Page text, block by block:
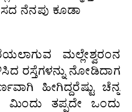
ನೆನಪು ಕೂಡಾ
ಮಲ್ಲೇಶ್ವರಂನ
ರಸ್ತೆಗಳನ್ನು ನೋಡಿದಾಗ
ಹೀಗಿದ್ದರೆಷ್ಟು ಚೆನ್ನ
ಮಿಂದು ತಪ್ಪದೇ ಒಂದು